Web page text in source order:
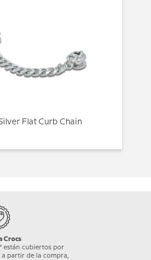
Flat Curb Chain
Crocs
están cubiertos por
a partir de la compra,